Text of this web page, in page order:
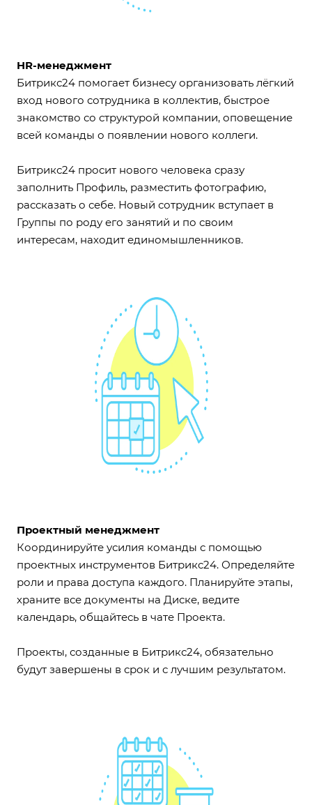
HR-менеджмент
Битрикс24 помогает бизнесу организовать лёгкий
вход нового сотрудника в коллектив, быстрое
знакомство со структурой компании, оповещение
всей команды о появлении нового коллеги.
Битрикс24 просит нового человека сразу
заполнить Профиль, разместить фотографию,
рассказать о себе. Новый сотрудник вступает в
Группы по роду его занятий и по своим
интересам, находит единомышленников.
Проектный менеджмент
Координируйте усилия команды с помощью
проектных инструментов Битрикс24. Определяйте
роли и права доступа каждого. Планируйте этапы,
храните все документы на Диске, ведите
календарь, общайтесь в чате Проекта.
Проекты, созданные в Битрикс24, обязательно
будут завершены в срок и с лучшим результатом.